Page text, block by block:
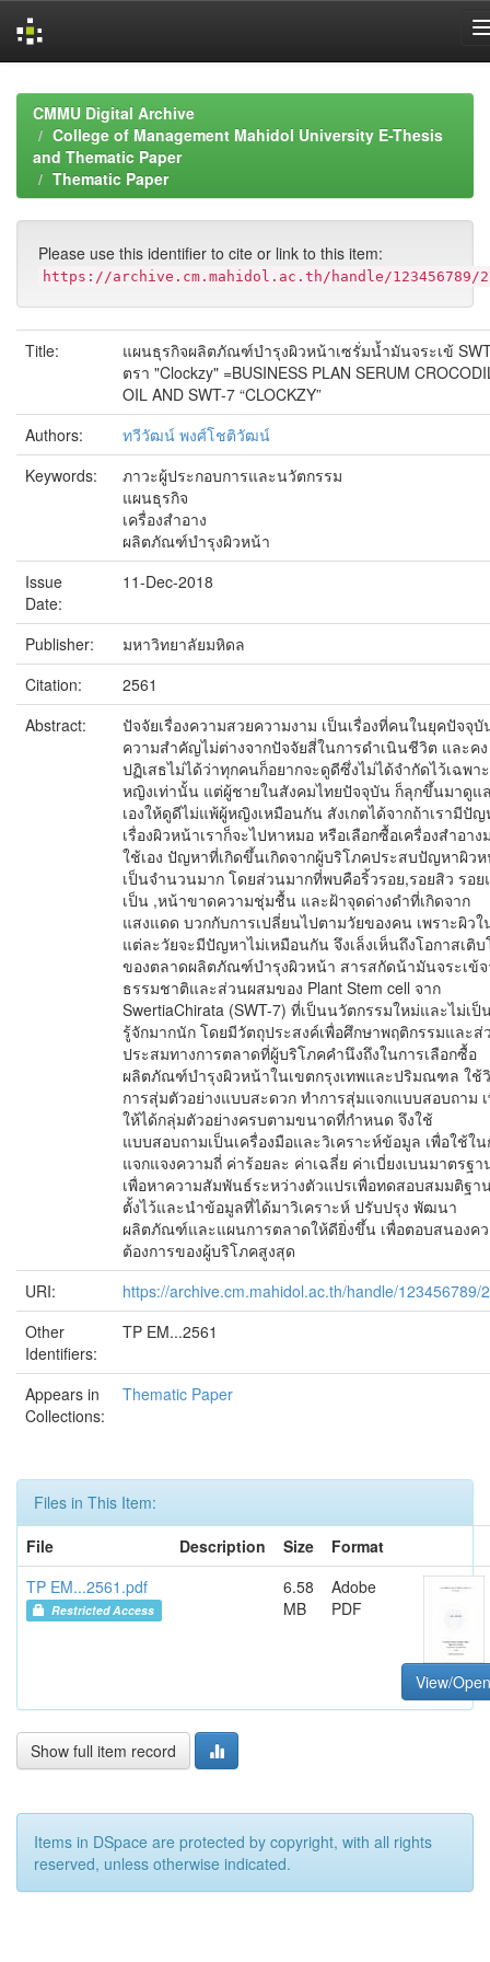
navigationCMMU Digital Archive
College of Management Mahidol University E-Thesis
and Thematic Paper
Thematic Paper
Please use this identifier to cite or link to this item:
https://archive.cm.mahidol.ac.th/handle/123456789/
Title:
แผนธุรกิจผลิตภัณฑ์บำรุงผิวหน้าเซรั่มน้ำมันจระเข้
ตรา "Clockzy" =BUSINESS PLAN SERUM
OIL AND SWT-7 “CLOCKZY”
Authors:
ทวีวัฒน์ พงศ์โชติวัฒน์
Keywords:
ภาวะผู้ประกอบการและนวัตกรรม
แผนธุรกิจ
เครื่องสำอาง
ผลิตภัณฑ์บำรุงผิวหน้า
Issue
Date:
11-Dec-2018
Publisher:
มหาวิทยาลัยมหิดล
Citation:
2561
Abstract:
ปัจจัยเรื่องความสวยความงาม เป็นเรื่องที่คนในยุคปัจจุบั
ความสำคัญไม่ต่างจากปัจจัยสี่ในการดำเนินชีวิต และคง
ปฏิเสธไม่ได้ว่าทุกคนก็อยากจะดูดีซึ่งไม่ได้จำกัดไว้เฉพา
หญิงเท่านั้น แต่ผู้ชายในสังคมไทยปัจจุบัน ก็ลุกขึ้นมาดูแ
เองให้ดูดีไม่แพ้ผู้หญิงเหมือนกัน สังเกตได้จากถ้าเรามีปั
เรื่องผิวหน้าเราก็จะไปหาหมอ หรือเลือกซื้อเครื่องสำอาง
ใช้เอง ปัญหาที่เกิดขึ้นเกิดจากผู้บริโภคประสบปัญหาผิว
เป็นจำนวนมาก โดยส่วนมากที่พบคือริ้วรอย,รอยสิว รอย
เป็น ,หน้าขาดความชุ่มชื้น และฝ้าจุดด่างดำที่เกิดจาก
แสงแดด บวกกับการเปลี่ยนไปตามวัยของคน เพราะผิวใ
แต่ละวัยจะมีปัญหาไม่เหมือนกัน จึงเล็งเห็นถึงโอกาสเติ
ของตลาดผลิตภัณฑ์บำรุงผิวหน้า สารสกัดน้ามันจระเข้
ธรรมชาติและส่วนผสมของ Plant Stem cell จาก
SwertiaChirata (SWT-7) ที่เป็นนวัตกรรมใหม่และไม่เป็
รู้จักมากนัก โดยมีวัตถุประสงค์เพื่อศึกษาพฤติกรรมและส่
ประสมทางการตลาดที่ผู้บริโภคคำนึงถึงในการเลือกซื้อ
ผลิตภัณฑ์บำรุงผิวหน้าในเขตกรุงเทพและปริมณฑล ใช้
การสุ่มตัวอย่างแบบสะดวก ทำการสุ่มแจกแบบสอบถาม
ให้ได้กลุ่มตัวอย่างครบตามขนาดที่กำหนด จึงใช้
แบบสอบถามเป็นเครื่องมือและวิเคราะห์ข้อมูล เพื่อใช้ใ
แจกแจงความถี่ ค่าร้อยละ ค่าเฉลี่ย ค่าเบี่ยงเบนมาตรฐา
เพื่อหาความสัมพันธ์ระหว่างตัวแปรเพื่อทดสอบสมมติฐา
ตั้งไว้และนำข้อมูลที่ได้มาวิเคราะห์ ปรับปรุง พัฒนา
ผลิตภัณฑ์และแผนการตลาดให้ดียิ่งขึ้น เพื่อตอบสนองค
ต้องการของผู้บริโภคสูงสุด
URI:
https://archive.cm.mahidol.ac.th/handle/123456789/
Other
Identifiers:
TP EM...2561
Appears in
Collections:
Thematic Paper
Files in This Item:
File
Description Size
Format
TP EM...2561.pdf
Restricted Access
6.58
MB
Adobe
PDF
View/Open
Show full item record
Items in DSpace are protected by copyright, with all rights
reserved, unless otherwise indicated.